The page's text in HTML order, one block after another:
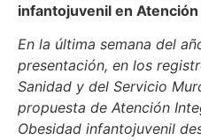
infantojuvenil en Atención
En la última semana del
presentación, en los
Sanidad y del Servicio
propuesta de Atención
Obesidad infantojuvenil